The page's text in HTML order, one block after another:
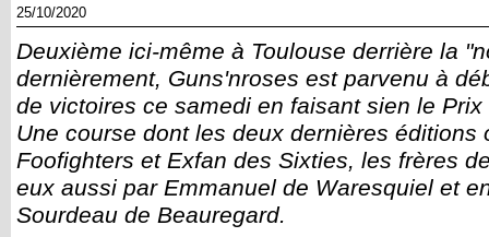
25/10/2020
Deuxième ici-même à Toulouse derrière la
dernièrement, Guns'nroses est parvenu à
de victoires ce samedi en faisant sien le Prix
Une course dont les deux dernières éditions
Foofighters et Exfan des Sixties, les frères
eux aussi par Emmanuel de Waresquiel et
Sourdeau de Beauregard.